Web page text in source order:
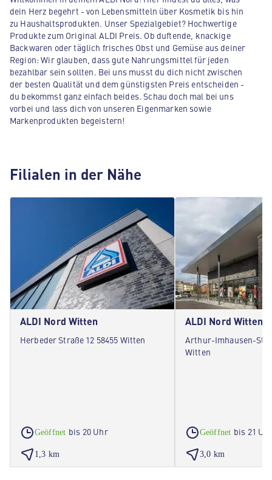
dein Herz begehrt - von Lebensmitteln über Kosmetik bis hin
zu Haushaltsprodukten. Unser Spezialgebiet? Hochwertige
Produkte zum Original ALDI Preis. Ob duftende, knackige
Backwaren oder täglich frisches Obst und Gemüse aus deiner
Region: Wir glauben, dass gute Nahrungsmittel für jeden
bezahlbar sein sollten. Bei uns musst du dich nicht zwischen
der besten Qualität und dem günstigsten Preis entscheiden -
du bekommst ganz einfach beides. Schau doch mal bei uns
vorbei und lass dich von unseren Eigenmarken sowie
Markenprodukten begeistern!
Filialen in der Nähe
ALDI Nord Witten
Herbeder Straße 12 58455 Witten
Geöffnet bis 20 Uhr
1,3 km
ALDI Nord Witten
Arthur-Imhausen-
Witten
Geöffnet bis 21
3,0 km